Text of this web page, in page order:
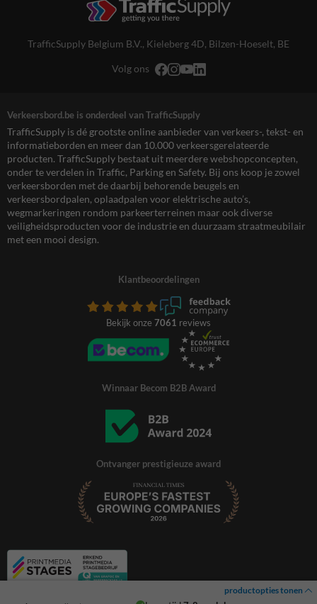
productopties tonen
TrafficSupply Belgium B.V., Kieleberg 4D, Bilzen-Hoeselt, BE
Volg ons
Verkeersbord.be is onderdeel van TrafficSupply
TrafficSupply is dé grootste online aanbieder van verkeers-, tekst- en
informatieborden en meer dan 10.000 verkeersgerelateerde
producten. TrafficSupply bestaat uit meerdere webshopconcepten,
onder te verdelen in Traffic, Parking en Safety. Bij ons koop je zowel
verkeersborden met de daarbij behorende beugels en
verkeersbordpalen, oplaadpalen voor elektrische auto’s,
wegmarkeringen rondom parkeerterreinen maar ook diverse
veiligheidsproducten voor de industrie en duurzaam straatmeubilair
met een mooi design.
Klantbeoordelingen
Bekijk onze 7061 reviews
Winnaar Becom B2B Award
Ontvanger prestigieuze award